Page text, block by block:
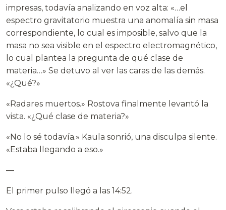
impresas, todavía analizando en voz alta: «…el
espectro gravitatorio muestra una anomalía sin masa
correspondiente, lo cual es imposible, salvo que la
masa no sea visible en el espectro electromagnético,
lo cual plantea la pregunta de qué clase de
materia…» Se detuvo al ver las caras de las demás.
«¿Qué?»
«Radares muertos.» Rostova finalmente levantó la
vista. «¿Qué clase de materia?»
«No lo sé todavía.» Kaula sonrió, una disculpa silente.
«Estaba llegando a eso.»
—
El primer pulso llegó a las 14:52.